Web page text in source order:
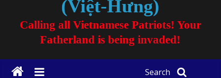
(Việt-Hưng)
Calling all Vietnamese Patriots! Your
Fatherland is being invaded!
Search